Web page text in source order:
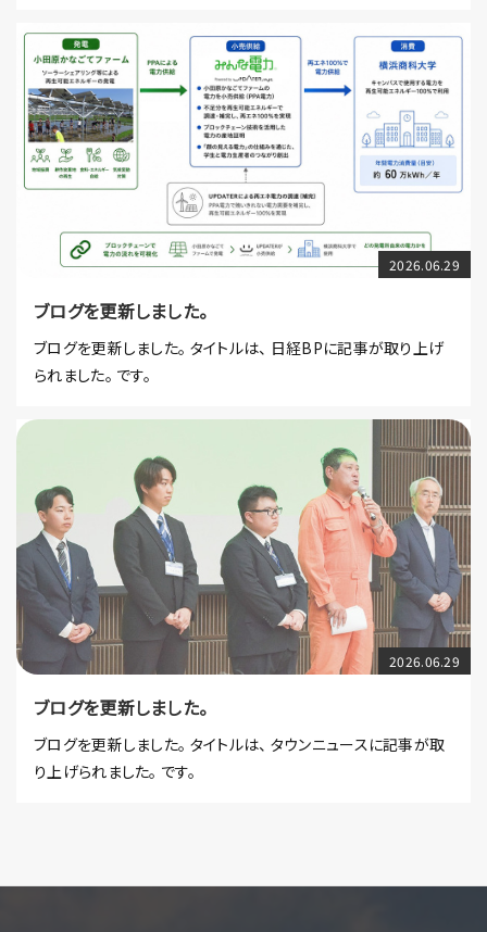
2026.06.29
ブログを更新しました。
ブログを更新しました。 タイトルは、 日経BPに記事が取り上げ
られました。 です。
2026.06.29
ブログを更新しました。
ブログを更新しました。 タイトルは、 タウンニュースに記事が取
り上げられました。 です。